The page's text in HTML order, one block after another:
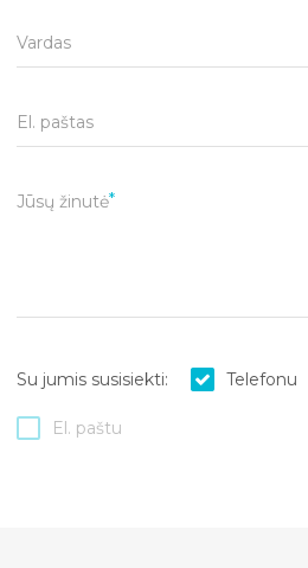
Vardas
El. paštas
Jūsų žinutė
Su jumis susisiekti: Telefonu
El. paštu